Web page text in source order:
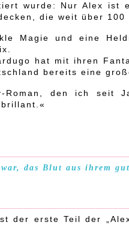
wurde: Nur Alex ist
die weit über
Magie und eine
hat mit ihren
bereits eine
Roman, den ich seit
das Blut aus ihrem
ist der erste Teil der